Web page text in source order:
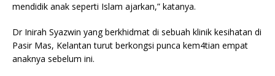
mendidik anak seperti Islam ajarkan,” katanya.
Dr Inirah Syazwin yang berkhidmat di sebuah klinik kesihatan di
Pasir Mas, Kelantan turut berkongsi punca kem4tian empat
anaknya sebelum ini.